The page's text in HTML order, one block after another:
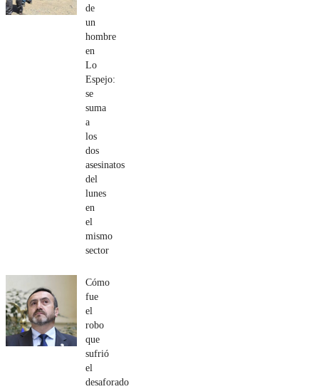
de
un
hombre
en
Lo
Espejo:
se
suma
a
los
dos
asesinatos
del
lunes
en
el
mismo
sector
Cómo
fue
el
robo
que
sufrió
el
desaforado